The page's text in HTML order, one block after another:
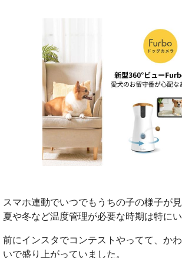
スマホ連動でいつでもうちの子の様子が
夏や冬など温度管理が必要な時期は特にい
前にインスタでコンテストやってて、か
いで盛り上がっていました。